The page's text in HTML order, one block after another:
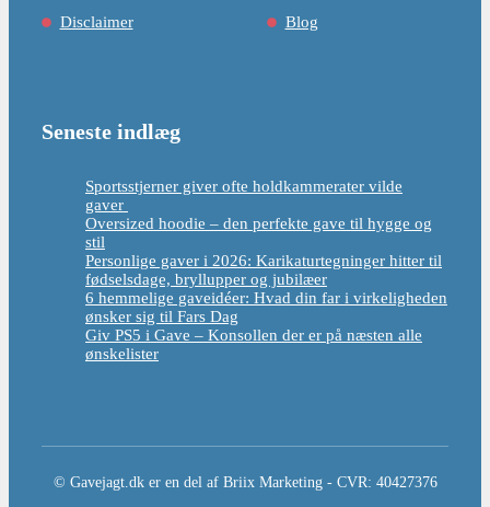
Disclaimer
Blog
Seneste indlæg
Sportsstjerner giver ofte holdkammerater vilde
gaver
Oversized hoodie – den perfekte gave til hygge og
stil
Personlige gaver i 2026: Karikaturtegninger hitter til
fødselsdage, bryllupper og jubilæer
6 hemmelige gaveidéer: Hvad din far i virkeligheden
ønsker sig til Fars Dag
Giv PS5 i Gave – Konsollen der er på næsten alle
ønskelister
© Gavejagt.dk er en del af Briix Marketing - CVR: 40427376